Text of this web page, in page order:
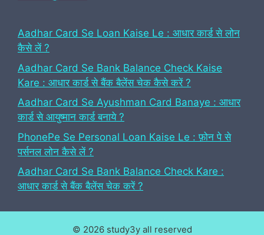
Aadhar Card Se Loan Kaise Le : आधार कार्ड से लोन
कैसे लें ?
Aadhar Card Se Bank Balance Check Kaise
Kare : आधार कार्ड से बैंक बैलेंस चेक कैसे करें ?
Aadhar Card Se Ayushman Card Banaye : आधार
कार्ड से आयुष्मान कार्ड बनाये ?
PhonePe Se Personal Loan Kaise Le : फ़ोन पे से
पर्सनल लोन कैसे लें ?
Aadhar Card Se Bank Balance Check Kare :
आधार कार्ड से बैंक बैलेंस चेक करें ?
© 2026 study3y all reserved